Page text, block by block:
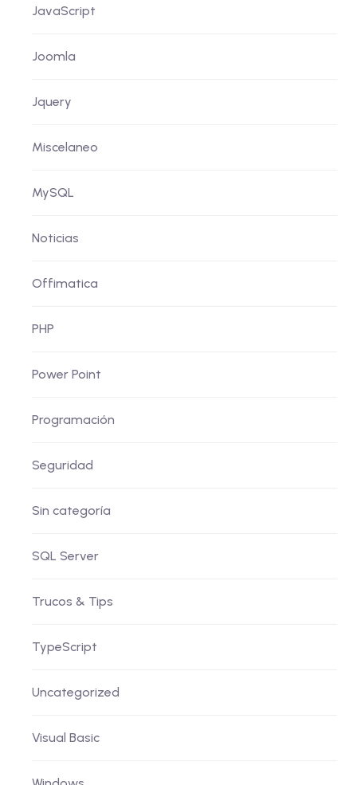
JavaScript
Joomla
Jquery
Miscelaneo
MySQL
Noticias
Offimatica
PHP
Power Point
Programación
Seguridad
Sin categoría
SQL Server
Trucos & Tips
TypeScript
Uncategorized
Visual Basic